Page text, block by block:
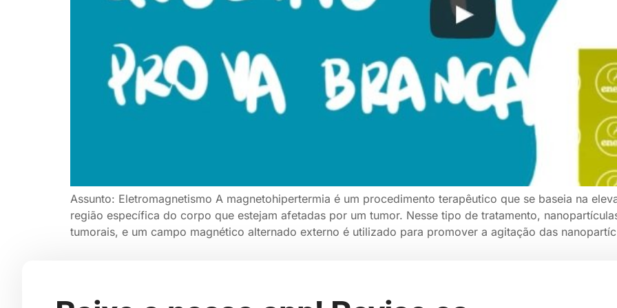
Assunto: Eletromagnetismo A magnetohipertermia é um procedimento terapêutico que se baseia na
região específica do corpo que estejam afetadas por um tumor. Nesse tipo de tratamento,
tumorais, e um campo magnético alternado externo é utilizado para promover a agitação das